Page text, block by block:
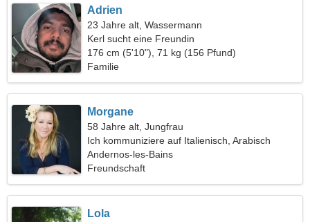
Adrien
23 Jahre alt, Wassermann
Kerl sucht eine Freundin
176 cm (5'10"), 71 kg (156 Pfund)
Familie
Morgane
58 Jahre alt, Jungfrau
Ich kommuniziere auf Italienisch, Arabisch
Andernos-les-Bains
Freundschaft
Lola